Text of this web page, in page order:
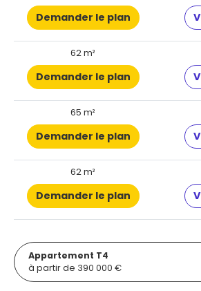
Demander le plan
62 m²
Demander le plan
65 m²
Demander le plan
62 m²
Demander le plan
Appartement T4
à partir de 390 000 €